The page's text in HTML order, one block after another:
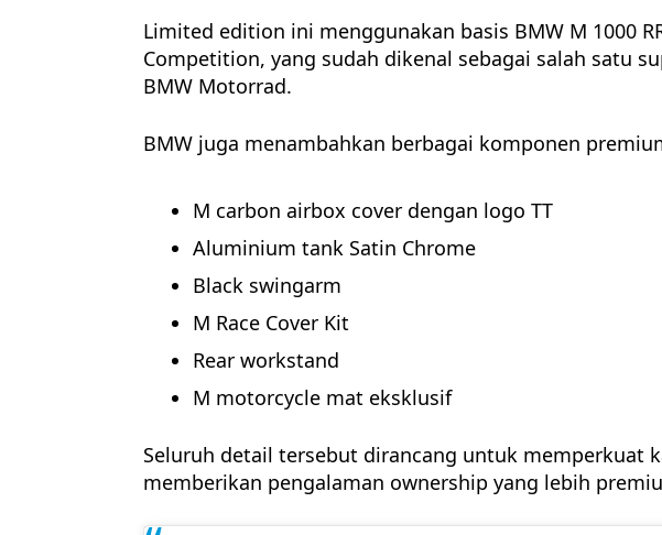
Limited edition ini menggunakan basis BMW M 1000
Competition, yang sudah dikenal sebagai salah satu
BMW Motorrad.
BMW juga menambahkan berbagai komponen
M carbon airbox cover dengan logo TT
Aluminium tank Satin Chrome
Black swingarm
M Race Cover Kit
Rear workstand
M motorcycle mat eksklusif
Seluruh detail tersebut dirancang untuk memperkuat
memberikan pengalaman ownership yang lebih